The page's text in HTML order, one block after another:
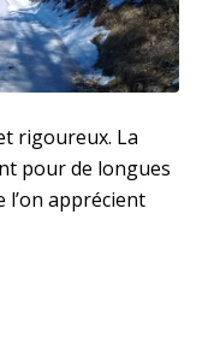
rigoureux. La
pour de longues
l’on apprécient